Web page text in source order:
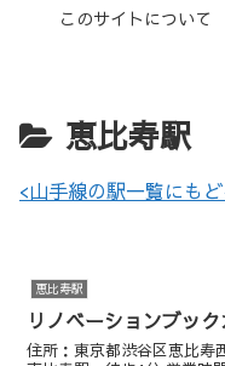
このサイトについて
恵比寿駅
<山手線の駅一覧にもど
恵比寿駅
リノベーションブック
住所：東京都渋谷区恵比寿